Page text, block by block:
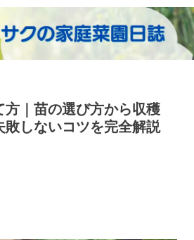
方｜苗の選び方から収穫
敗しないコツを完全解説